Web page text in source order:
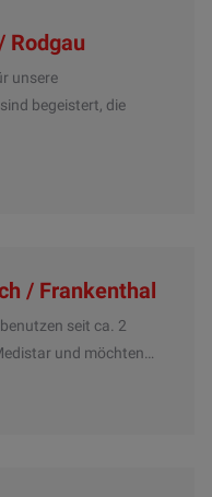
Rodgau
unsere
begeistert, die
/ Frankenthal
seit ca. 2
und möchten…